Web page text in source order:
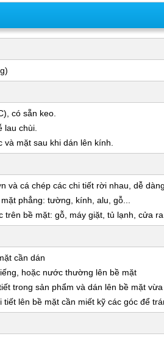
có sẵn keo.
lau chùi.
mặt sau khi dán lên kính.
và cá chép các chi tiết rời nhau, dễ
phẳng: tường, kính, alu, gỗ...
trên bề mặt: gỗ, máy giặt, tủ lạnh, cửa
cần dán
hoặc nước thường lên bề mặt
trong sản phẩm và dán lên bề mặt
tiết lên bề mặt cần miết kỹ các góc để